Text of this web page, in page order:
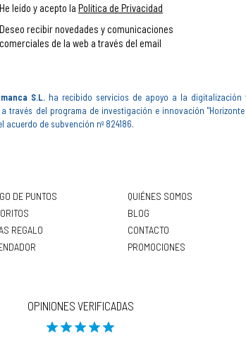
He leído y acepto la Política de Privacidad
Deseo recibir novedades y comunicaciones
comerciales de la web a través del email
S.L. ha recibido servicios de apoyo a la digitalización
a través del programa de investigación e innovación
acuerdo de subvención nº 824186.
DE PUNTOS
REGALO
QUIÉNES SOMOS
BLOG
CONTACTO
PROMOCIONES
OPINIONES VERIFICADAS